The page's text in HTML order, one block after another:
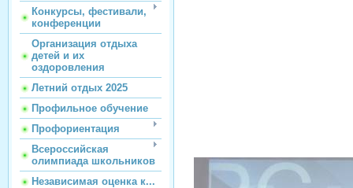
Конкурсы, фестивали,
конференции
Организация отдыха
детей и их
оздоровления
Летний отдых 2025
Профильное обучение
Профориентация
Всероссийская
олимпиада школьников
Независимая оценка к...